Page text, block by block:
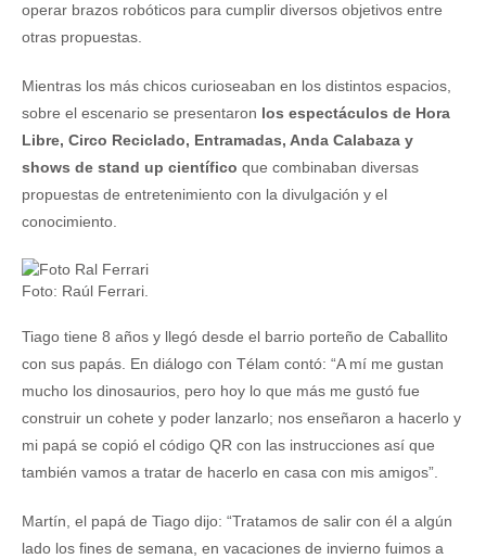
operar brazos robóticos para cumplir diversos objetivos entre
otras propuestas.
Mientras los más chicos curioseaban en los distintos espacios,
sobre el escenario se presentaron los espectáculos de Hora
Libre, Circo Reciclado, Entramadas, Anda Calabaza y
shows de stand up científico que combinaban diversas
propuestas de entretenimiento con la divulgación y el
conocimiento.
Foto: Raúl Ferrari.
Tiago tiene 8 años y llegó desde el barrio porteño de Caballito
con sus papás. En diálogo con Télam contó: “A mí me gustan
mucho los dinosaurios, pero hoy lo que más me gustó fue
construir un cohete y poder lanzarlo; nos enseñaron a hacerlo y
mi papá se copió el código QR con las instrucciones así que
también vamos a tratar de hacerlo en casa con mis amigos”.
Martín, el papá de Tiago dijo: “Tratamos de salir con él a algún
lado los fines de semana, en vacaciones de invierno fuimos a